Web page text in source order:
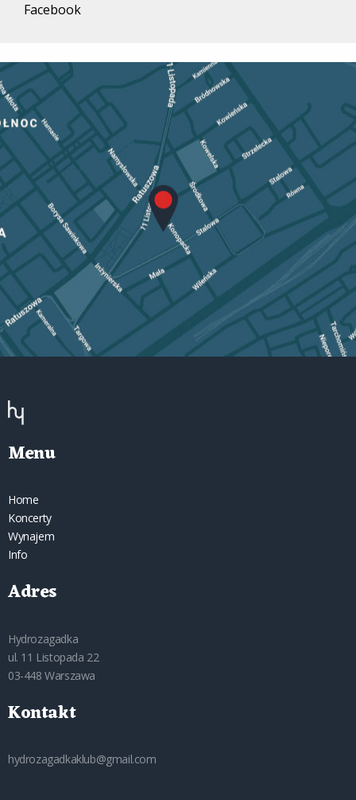
Facebook
Menu
Home
Koncerty
Wynajem
Info
Adres
Hydrozagadka
ul. 11 Listopada 22
03-448 Warszawa
Kontakt
hydrozagadkaklub@gmail.com